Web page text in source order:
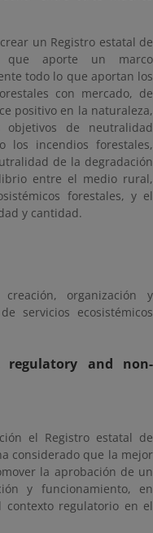
un Registro estatal de
que aporte un marco
todo lo que aportan los
con mercado, de
positivo en la naturaleza,
de neutralidad
los incendios forestales,
de la degradación
entre el medio rural,
forestales, y el
y cantidad.
organización y
servicios ecosistémicos
regulatory and non-
el Registro estatal de
considerado que la mejor
la aprobación de un
y funcionamiento, en
regulatorio en el